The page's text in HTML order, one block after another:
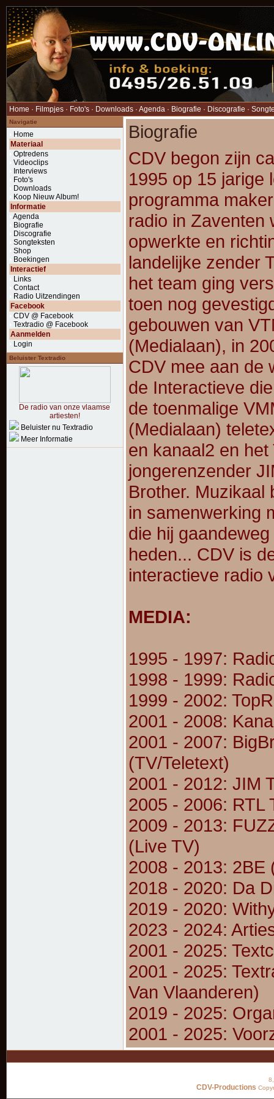
Home · Filmpjes · Foto's · Downloads · Agenda · Biografie · Discografie ·
Navigatie
Home
Materiaal
Optredens
Videoclips
Interviews
Foto's
Downloads
Koop Nieuw Album!
Informatie
Agenda
Biografie
Discografie
Songteksten
Shop
Boekingen
Interactief
Links
Contact
Radio Uitzendingen
Facebook
CDV @ Facebook
Textradio @ Facebook
Aanmelden
Login
Beluister Textradio
De radio van onze vlaamse
artiesten!
Beluister nu Textradio
Meer Informatie
Biografie
CDV begon zijn
1995 op 15 jarige
programma
radio in Zaventen
opwerkte en
landelijke zender
het team ging
toen nog
gebouwen van
(Medialaan), in
CDV mee aan de
de Interactieve
de toenmalige
(Medialaan)
en kanaal2 en
jongerenzender
Brother. Muzikaal
in samenwerking
die hij
heden... CDV is
interactieve radio
MEDIA:
1995 - 1997:
1998 - 1999:
1999 - 2002:
2001 - 2008:
2001 - 2007:
(TV/Teletext)
2001 - 2012: JIM
2005 - 2006: RTL
2009 - 2013:
(Live TV)
2008 - 2013: 2BE
2018 - 2020: Da
2019 - 2020:
2023 - 2024:
2001 - 2025:
2001 - 2025:
Van Vlaanderen)
2019 - 2025:
2001 - 2025:
CDV-Productions